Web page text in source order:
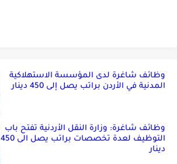
وظائف شاغرة لدى المؤسسة الاستهلاكية
المدنية في الأردن براتب يصل إلى 450 دينار
وظائف شاغرة: وزارة النقل الأردنية تفتح باب
التوظيف لعدة تخصصات براتب يصل الى 450
دينار